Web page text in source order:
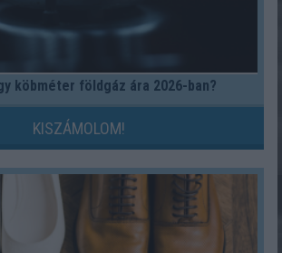
köbméter földgáz ára 2026-ban?
KISZÁMOLOM!